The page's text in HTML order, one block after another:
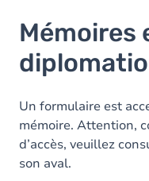
Mémoires
Un formulaire est
mémoire. Attention,
d’accès, veuillez
son aval.